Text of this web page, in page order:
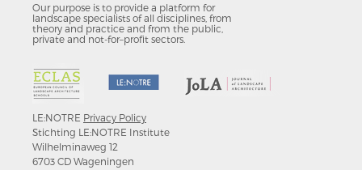
Our purpose is to provide a platform for
landscape specialists of all disciplines, from
theory and practice and from the public,
private and not-for–profit sectors.
LE:NOTRE Privacy Policy
Stichting LE:NOTRE Institute
Wilhelminaweg 12
6703 CD Wageningen